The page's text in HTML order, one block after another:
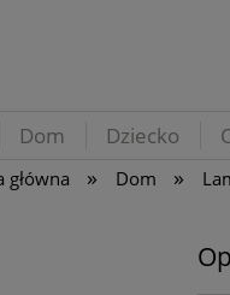
Dom Dziecko
główna » Dom »